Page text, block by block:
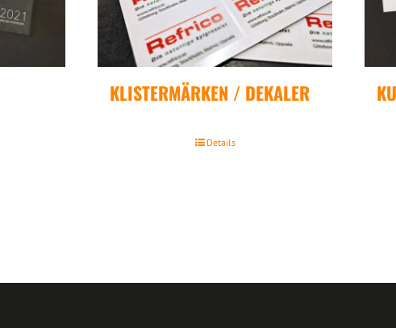
KLISTERMÄRKEN / DEKALER
Details